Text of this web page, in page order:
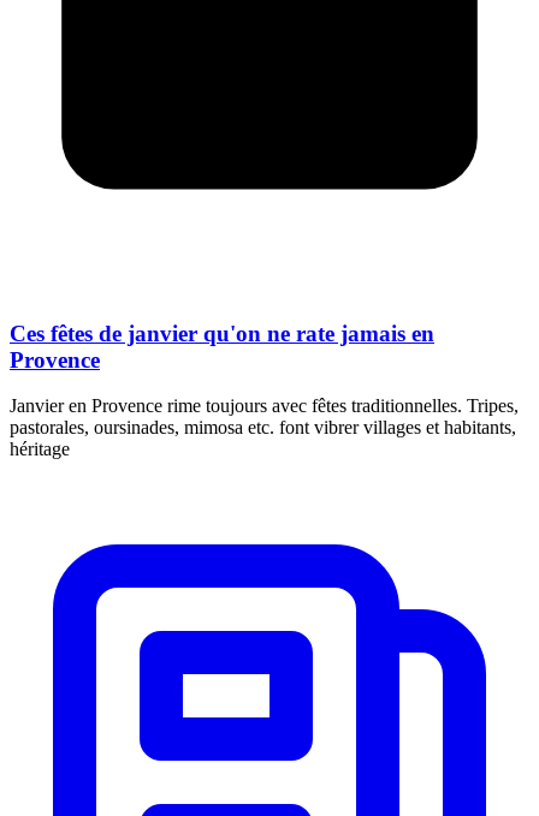
Ces fêtes de janvier qu'on ne rate jamais en
Provence
Janvier en Provence rime toujours avec fêtes traditionnelles. Tripes,
pastorales, oursinades, mimosa etc. font vibrer villages et habitants,
héritage